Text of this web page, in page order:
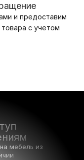
и предоставим
с учетом
мебель из